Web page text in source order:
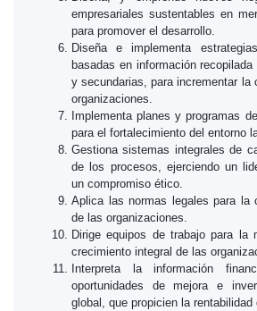
empresariales sustentables en
para promover el desarrollo.
Diseña e implementa
basadas en información
y secundarias, para incrementar la
organizaciones.
Implementa planes y programas
para el fortalecimiento del entorno
Gestiona sistemas integrales de
de los procesos, ejerciendo un
un compromiso ético.
Aplica las normas legales para la
de las organizaciones.
Dirige equipos de trabajo para la
crecimiento integral de las
Interpreta la información
oportunidades de mejora e
global, que propicien la rentabilidad